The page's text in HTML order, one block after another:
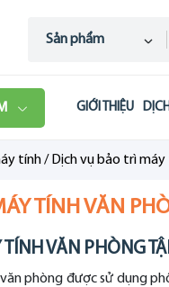
Sản phẩm
GIỚI THIỆU
tính/ Dịch vụ bảo trì
TÍNH VĂN
VĂN PHÒNG
phòng được sử dụng